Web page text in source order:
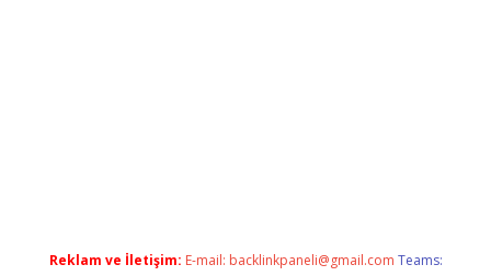
Reklam ve İletişim: E-mail: backlinkpaneli@gmail.com Teams: